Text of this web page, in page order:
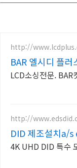
http://
BAR 엘시디 플러
LCD소싱전문.
http://
DID 제조설치a/s
4K UHD DID 특수